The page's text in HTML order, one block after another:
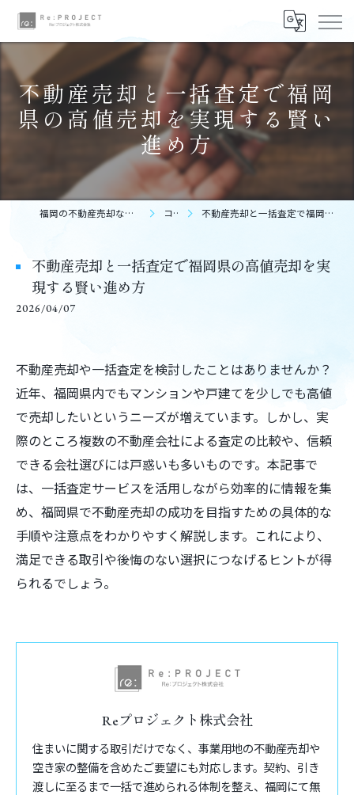
不動産売却と一括査定で福岡
県の高値売却を実現する賢い
進め方
福岡の不動産売却ならReプロジェクト株式会社 コラム 不動産売却と一括査定で福岡県の高値売却を実現する賢い進め方
不動産売却と一括査定で福岡県の高値売却を実
現する賢い進め方
2026/04/07
不動産売却や一括査定を検討したことはありませんか？
近年、福岡県内でもマンションや戸建てを少しでも高値
で売却したいというニーズが増えています。しかし、実
際のところ複数の不動産会社による査定の比較や、信頼
できる会社選びには戸惑いも多いものです。本記事で
は、一括査定サービスを活用しながら効率的に情報を集
め、福岡県で不動産売却の成功を目指すための具体的な
手順や注意点をわかりやすく解説します。これにより、
満足できる取引や後悔のない選択につなげるヒントが得
られるでしょう。
Reプロジェクト株式会社
住まいに関する取引だけでなく、事業用地の不動産売却や
空き家の整備を含めたご要望にも対応します。契約、引き
渡しに至るまで一括で進められる体制を整え、福岡にて無